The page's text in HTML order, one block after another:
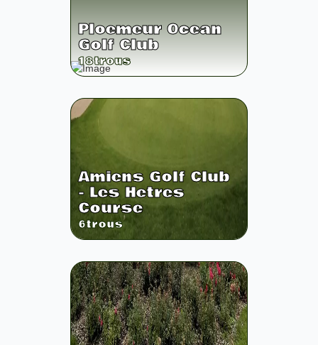
Ploemeur Ocean
Golf Club
18trous
Amiens Golf Club
- Les Hetres
Course
6trous